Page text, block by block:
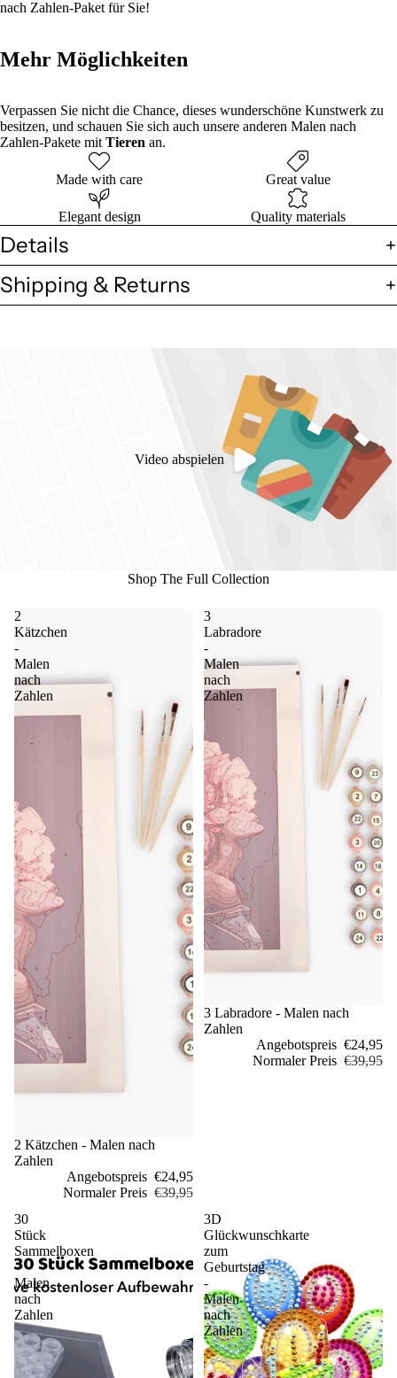
nach Zahlen-Paket für Sie!
Mehr Möglichkeiten
Verpassen Sie nicht die Chance, dieses wunderschöne Kunstwerk zu
besitzen, und schauen Sie sich auch unsere anderen Malen nach
Zahlen-Pakete mitTieren an.
Made with care Great value
Elegant design Quality materials
Details
Shipping & Returns
Video abspielen
Shop The Full Collection
2
Kätzchen
-
Malen
nach
Zahlen
Sale
2 Kätzchen - Malen nach
Zahlen
Angebotspreis €24,95
Normaler Preis €39,95
3
Labradore
-
Malen
nach
Zahlen
Sale
3 Labradore - Malen nach
Zahlen
Angebotspreis €24,95
Normaler Preis €39,95
30
Stück
Sammelboxen
-
Malen
nach
Zahlen
3D
Glückwunschkarte
zum
Geburtstag
-
Malen
nach
Zahlen